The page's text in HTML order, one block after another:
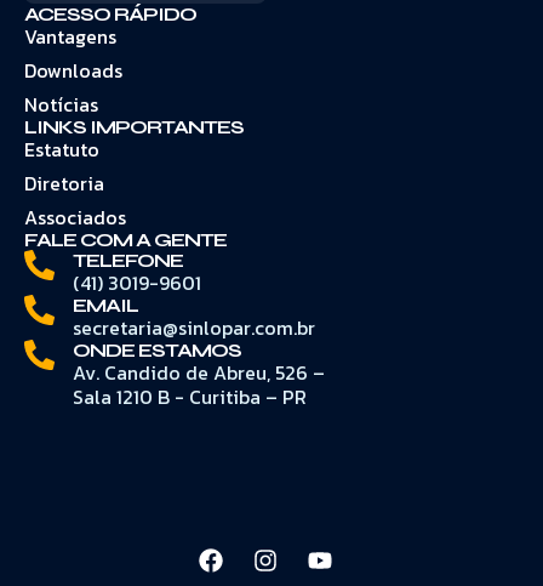
ACESSO RÁPIDO
Vantagens
Downloads
Notícias
LINKS IMPORTANTES
Estatuto
Diretoria
Associados
FALE COM A GENTE
TELEFONE
(41) 3019-9601
EMAIL
secretaria@sinlopar.com.br
ONDE ESTAMOS
Av. Candido de Abreu, 526 –
Sala 1210 B - Curitiba – PR